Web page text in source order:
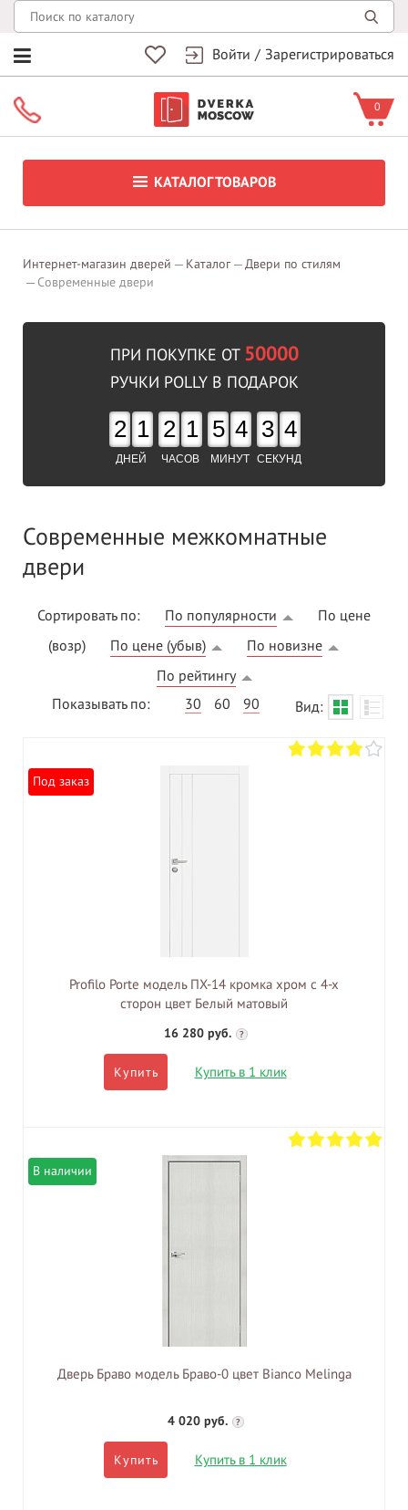
Войти / Зарегистрироваться
0
КАТАЛОГ ТОВАРОВ
Интернет-магазин дверей Каталог
Двери по стилям
Современные двери
ПРИ ПОКУПКЕ ОТ 50000
РУЧКИ POLLY В ПОДАРОК
2 1
ДНЕЙ
2 1
ЧАСОВ
5 4
МИНУТ
3 3
СЕКУНД
Современные межкомнатные
двери
Сортировать по: По популярности
По цене
(возр)
По цене (убыв)
По новизне
По рейтингу
Показывать по:
30 60 90 Вид:
Под заказ
Profilo Porte модель ПХ-14 кромка хром с 4-х
сторон цвет Белый матовый
16 280 руб. ?
Купить Купить в 1 клик
В наличии
Дверь Браво модель Браво-0 цвет Bianco Melinga
4 020 руб. ?
Купить Купить в 1 клик